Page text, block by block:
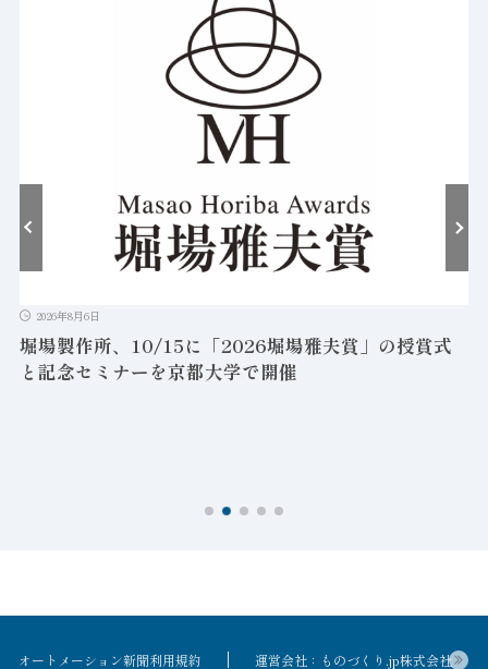
2026年8月6日
堀場製作所、10/15に「2026堀場雅夫賞」の授賞式
と記念セミナーを京都大学で開催
オートメーション新聞利用規約 運営会社：ものづくり.jp株式会社